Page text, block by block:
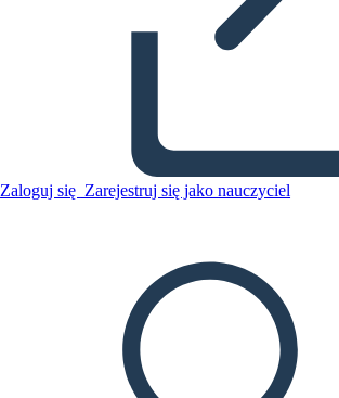
Zaloguj się Zarejestruj się jako nauczyciel
Skopiuj tę scenorys
ODTWARZANIE POKAZU SLAJDÓW
PRZECZYTAJ MI